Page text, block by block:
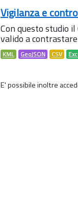
Vigilanza e
Con questo studio
valido a
KML GeoJSON CSV
E' possibile inoltre